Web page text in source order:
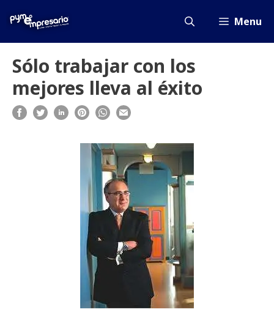
Menu
Sólo trabajar con los
mejores lleva al éxito